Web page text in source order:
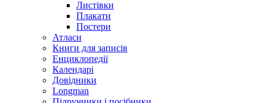
Листівки
Плакати
Постери
Атласи
Книги для записів
Енциклопедії
Календарі
Довідники
Longman